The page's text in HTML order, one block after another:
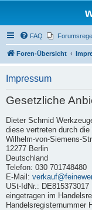
FAQ
Foren-Übersicht
Impressum
Gesetzliche
Dieter Schmid
diese vertreten durch
Wilhelm-von-Siemens-
12277 Berlin
Deutschland
Telefon: 030 701748480
E-Mail:
USt-IdNr.: DE815373017
eingetragen im
Handelsregisternummer